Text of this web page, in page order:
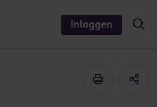
Inloggen
S
i